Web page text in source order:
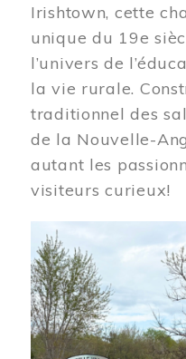
Irishtown, cette
unique du 19e
l’univers de
la vie rurale.
traditionnel des
de la Nouvelle-
autant les
visiteurs curieux!
Image